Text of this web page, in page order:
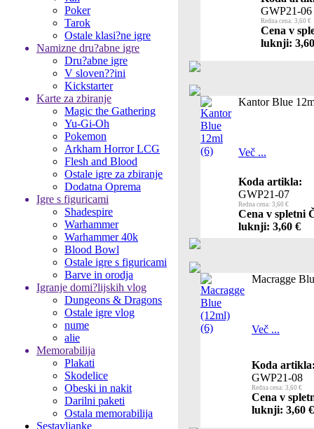
Poker
Tarok
Ostale klasi?ne igre
Namizne dru?abne igre
Dru?abne igre
V sloven??ini
Kickstarter
Karte za zbiranje
Magic the Gathering
Yu-Gi-Oh
Pokemon
Arkham Horror LCG
Flesh and Blood
Ostale igre za zbiranje
Dodatna Oprema
Igre s figuricami
Shadespire
Warhammer
Warhammer 40k
Blood Bowl
Ostale igre s figuricami
Barve in orodja
Igranje domi?lijskih vlog
Dungeons & Dragons
Ostale igre vlog
nume
alie
Memorabilija
Plakati
Skodelice
Obeski in nakit
Darilni paketi
Ostala memorabilija
Sestavljanke
GWP21-06
Redna cena: 3,60 €
Cena v
luknji:
Kantor Blue
Več ...
Koda artikla:
GWP21-07
Redna cena: 3,60 €
Cena v spletni
luknji: 3,60 €
Macragge
Več ...
Koda
GWP21-08
Redna cena: 3,60 €
Cena v
luknji: 3,60 €